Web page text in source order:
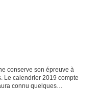
conserve son épreuve à
Le calendrier 2019 compte
connu quelques